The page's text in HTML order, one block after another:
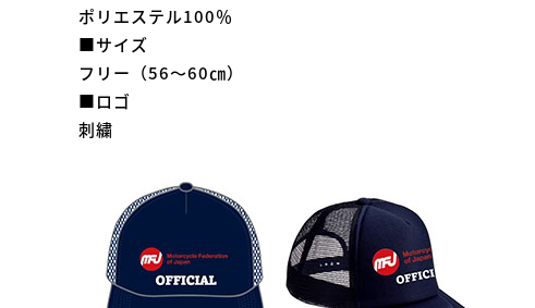
ポリエステル100％
■サイズ
フリー（56～60㎝）
■ロゴ
刺繍